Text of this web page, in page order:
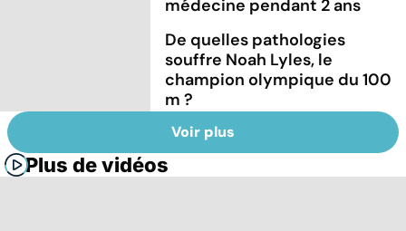
médecine pendant 2 ans
De quelles pathologies
souffre Noah Lyles, le
champion olympique du 100
m ?
Voir plus
Plus de vidéos